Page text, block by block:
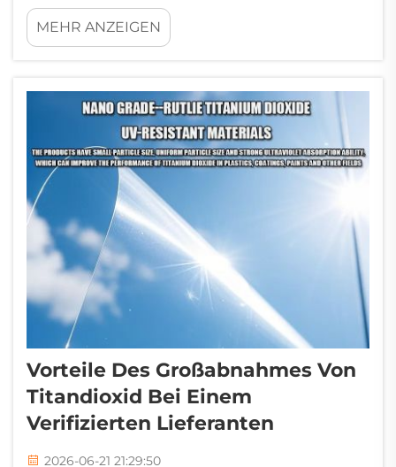
werden in zahlreichen Produkten eingesetzt
– von Lacken bis hin zu Kunststoffen. Die
Unterschiede zwischen Rutile und Anatase zu
Kosten sparen möchten, ohne die Qualität
Ihrer Produkte zu beeinträchtigen...
MEHR ANZEIGEN
Vorteile Des Großabnahmes Von
Titandioxid Bei Einem
Verifizierten Lieferanten
2026-06-21 21:29:50